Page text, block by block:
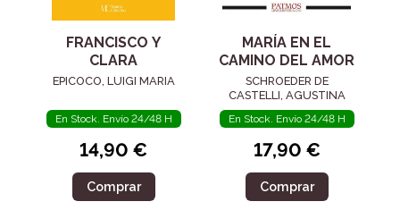
FRANCISCO Y
CLARA
EPICOCO, LUIGI MARIA
En Stock. Envío 24/48 H
14,90 €
Comprar
MARÍA EN EL
CAMINO DEL AMOR
SCHROEDER DE
CASTELLI, AGUSTINA
En Stock. Envío 24/48 H
17,90 €
Comprar